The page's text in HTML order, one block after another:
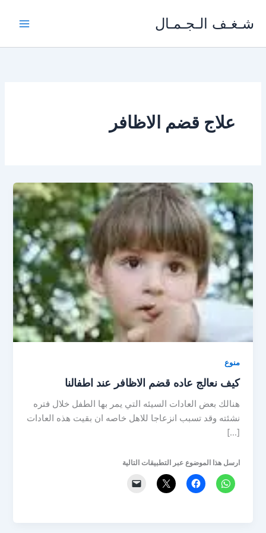
شـغـف الـجـمـال
علاج قضم الاظافر
منوع
كيف نعالج عاده قضم الاظافر عند اطفالنا
هنالك بعض العادات السيئه التي يمر بها الطفل خلال فتره
نشئته وقد تسبب انزعاجا للاهل خاصه ان بقيت هذه العادات
[…]
ارسل هذا الموضوع عبر التطبيقات التالية